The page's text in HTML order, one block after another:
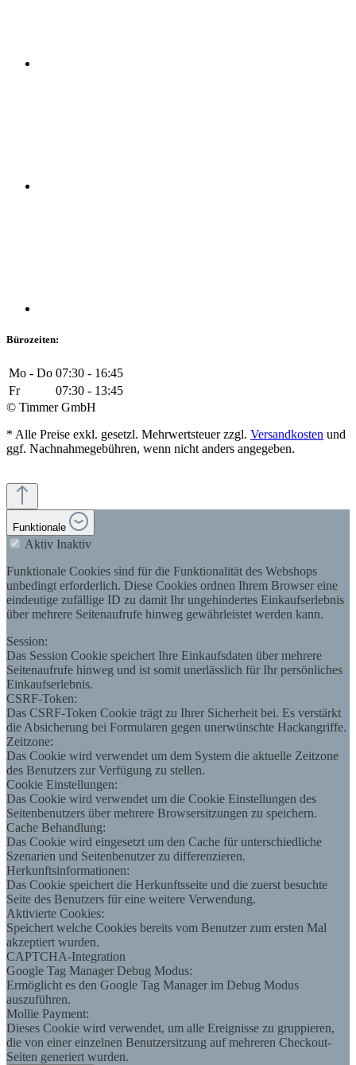
Bürozeiten:
Mo - Do 07:30 - 16:45
Fr
07:30 - 13:45
© Timmer GmbH
* Alle Preise exkl. gesetzl. Mehrwertsteuer zzgl. Versandkosten und
ggf. Nachnahmegebühren, wenn nicht anders angegeben.
Funktionale
Aktiv Inaktiv
Funktionale Cookies sind für die Funktionalität des Webshops
unbedingt erforderlich. Diese Cookies ordnen Ihrem Browser eine
eindeutige zufällige ID zu damit Ihr ungehindertes Einkaufserlebnis
über mehrere Seitenaufrufe hinweg gewährleistet werden kann.
Session:
Das Session Cookie speichert Ihre Einkaufsdaten über mehrere
Seitenaufrufe hinweg und ist somit unerlässlich für Ihr persönliches
Einkaufserlebnis.
CSRF-Token:
Das CSRF-Token Cookie trägt zu Ihrer Sicherheit bei. Es verstärkt
die Absicherung bei Formularen gegen unerwünschte Hackangriffe.
Zeitzone:
Das Cookie wird verwendet um dem System die aktuelle Zeitzone
des Benutzers zur Verfügung zu stellen.
Cookie Einstellungen:
Das Cookie wird verwendet um die Cookie Einstellungen des
Seitenbenutzers über mehrere Browsersitzungen zu speichern.
Cache Behandlung:
Das Cookie wird eingesetzt um den Cache für unterschiedliche
Szenarien und Seitenbenutzer zu differenzieren.
Herkunftsinformationen:
Das Cookie speichert die Herkunftsseite und die zuerst besuchte
Seite des Benutzers für eine weitere Verwendung.
Aktivierte Cookies:
Speichert welche Cookies bereits vom Benutzer zum ersten Mal
akzeptiert wurden.
CAPTCHA-Integration
Google Tag Manager Debug Modus:
Ermöglicht es den Google Tag Manager im Debug Modus
auszuführen.
Mollie Payment:
Dieses Cookie wird verwendet, um alle Ereignisse zu gruppieren,
die von einer einzelnen Benutzersitzung auf mehreren Checkout-
Seiten generiert wurden.